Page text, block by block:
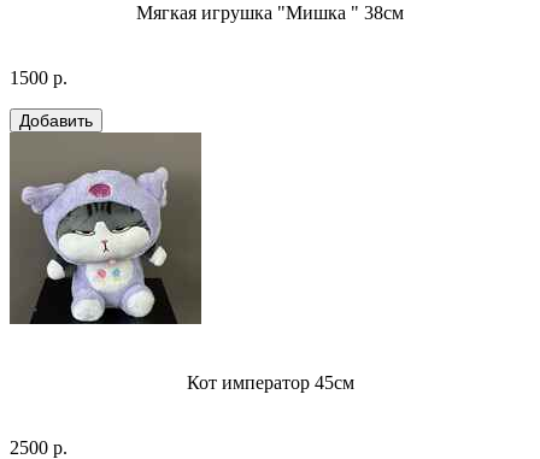
Мягкая игрушка "Мишка " 38см
1500 р.
Кот император 45см
2500 р.